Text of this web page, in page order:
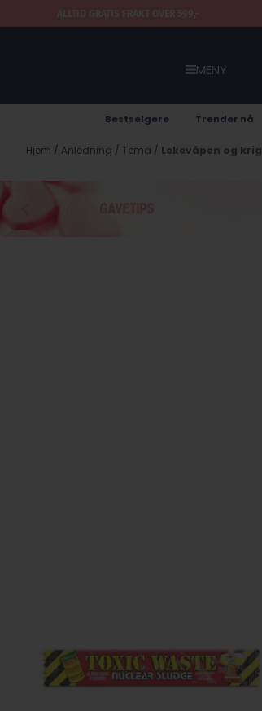
MENY
Bestselgere Trender nå
Hjem / Anledning / Tema / Lekevåpen og krig